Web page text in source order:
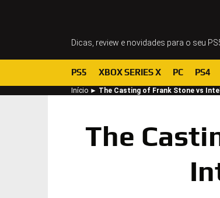
Dicas, review e novidades para o seu
PS5 XBOX SERIES X PC PS4
Início ► The Casting of Frank Stone vs
The